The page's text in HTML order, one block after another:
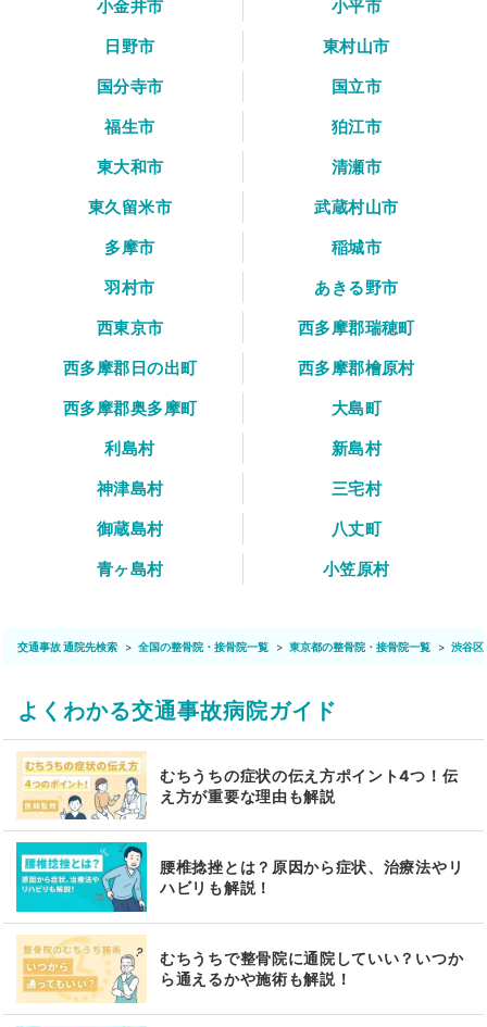
小金井市
小平市
日野市
東村山市
国分寺市
国立市
福生市
狛江市
東大和市
清瀬市
東久留米市
武蔵村山市
多摩市
稲城市
羽村市
あきる野市
西東京市
西多摩郡瑞穂町
西多摩郡日の出町
西多摩郡檜原村
西多摩郡奥多摩町
大島町
利島村
新島村
神津島村
三宅村
御蔵島村
八丈町
青ヶ島村
小笠原村
交通事故 通院先検索 全国の整骨院・接骨院一覧 東京都の整骨院・接骨院一覧 渋谷区
よくわかる交通事故病院ガイド
むちうちの症状の伝え方ポイント4つ！伝
え方が重要な理由も解説
腰椎捻挫とは？原因から症状、治療法やリ
ハビリも解説！
むちうちで整骨院に通院していい？いつか
ら通えるかや施術も解説！